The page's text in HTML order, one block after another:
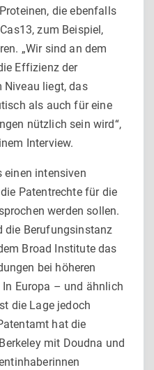
die ebenfalls
zum Beispiel,
„Wir sind an dem
Effizienz der
Niveau liegt, das
als auch für eine
nützlich sein wird“,
Interview.
einen intensiven
Patentrechte für die
werden sollen.
die Berufungsinstanz
Broad Institute das
bei höheren
Europa – und ähnlich
die Lage jedoch
hat die
mit Doudna und